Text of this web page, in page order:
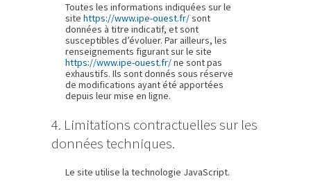
Toutes les informations indiquées sur le
site https://www.ipe-ouest.fr/sont
données à titre indicatif, et sont
susceptibles d’évoluer. Par ailleurs, les
renseignements figurant sur le site
https://www.ipe-ouest.fr/ne sont pas
exhaustifs. Ils sont donnés sous réserve
de modifications ayant été apportées
depuis leur mise en ligne.
4. Limitations contractuelles sur les
données techniques.
Le site utilise la technologie JavaScript.